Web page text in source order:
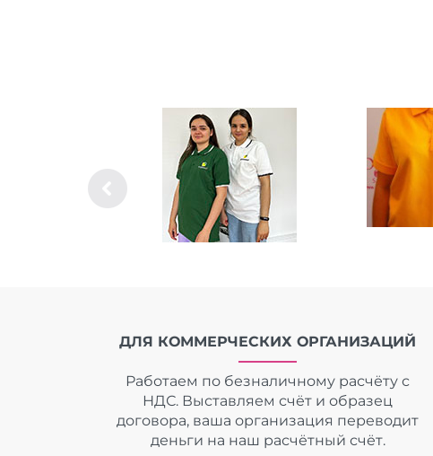
ДЛЯ КОММЕРЧЕСКИХ ОРГАНИЗАЦИЙ
Работаем по безналичному расчёту с
НДС. Выставляем счёт и образец
договора, ваша организация переводит
деньги на наш расчётный счёт.